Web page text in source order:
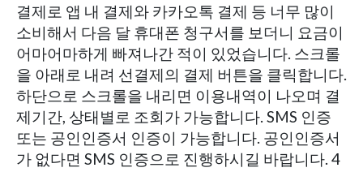
결제로 앱 내 결제와 카카오톡 결제 등 너무 많이
소비해서 다음 달 휴대폰 청구서를 보더니 요금이
어마어마하게 빠져나간 적이 있었습니다. 스크롤
을 아래로 내려 선결제의 결제 버튼을 클릭합니다.
하단으로 스크롤을 내리면 이용내역이 나오며 결
제기간, 상태별로 조회가 가능합니다. SMS 인증
또는 공인인증서 인증이 가능합니다. 공인인증서
가 없다면 SMS 인증으로 진행하시길 바랍니다. 4